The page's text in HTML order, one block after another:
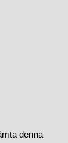
denna